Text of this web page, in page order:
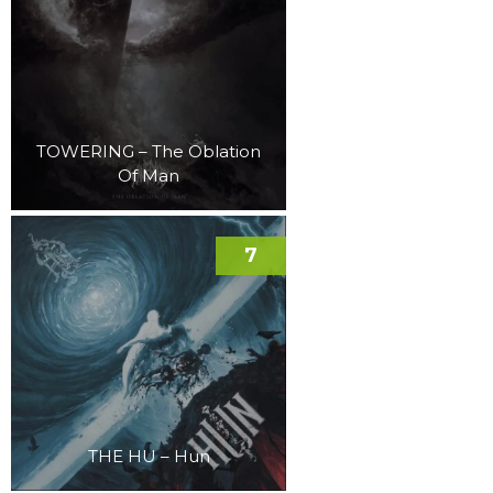
TOWERING – The Oblation
Of Man
THE HU – Hun
7